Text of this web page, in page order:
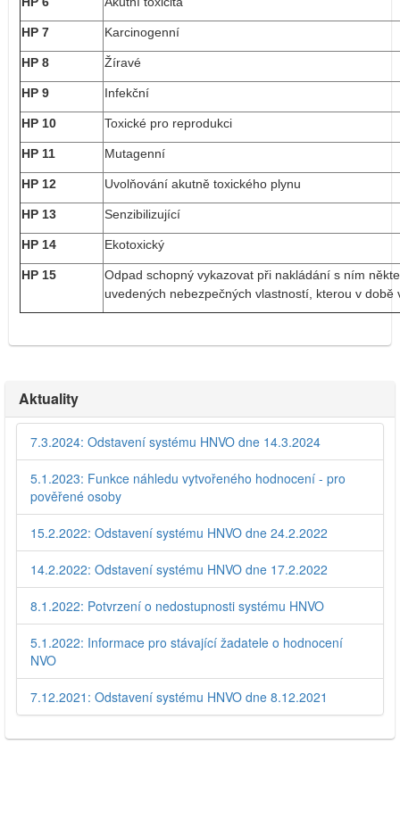
HP 7 Karcinogenní
HP 8 Žíravé
HP 9 Infekční
HP 10 Toxické pro reprodukci
HP 11 Mutagenní
HP 12 Uvolňování akutně toxického plynu
HP 13 Senzibilizující
HP 14 Ekotoxický
HP 15
Odpad schopný vykazovat při nakládání s ním
uvedených nebezpečných vlastností, kterou v době
Aktuality
7.3.2024: Odstavení systému HNVO dne 14.3.2024
5.1.2023: Funkce náhledu vytvořeného hodnocení - pro
pověřené osoby
15.2.2022: Odstavení systému HNVO dne 24.2.2022
14.2.2022: Odstavení systému HNVO dne 17.2.2022
8.1.2022: Potvrzení o nedostupnosti systému HNVO
5.1.2022: Informace pro stávající žadatele o hodnocení
NVO
7.12.2021: Odstavení systému HNVO dne 8.12.2021